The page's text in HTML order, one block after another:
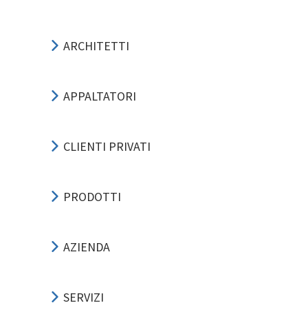
ARCHITETTI
APPALTATORI
CLIENTI PRIVATI
PRODOTTI
AZIENDA
SERVIZI